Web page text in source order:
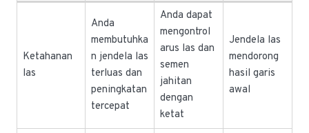
Ketahanan
las
Anda
membutuhka
n jendela las
terluas dan
peningkatan
tercepat
Anda dapat
mengontrol
arus las dan
semen
jahitan
dengan
ketat
Jendela las
mendorong
hasil garis
awal